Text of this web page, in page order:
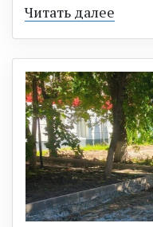
Читать далее